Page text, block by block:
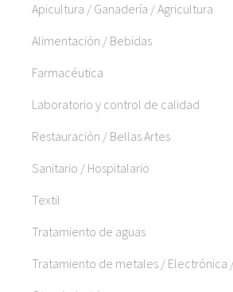
Apicultura / Ganadería / Agricultura
Alimentación / Bebidas
Farmacéutica
Laboratorio y control de calidad
Restauración / Bellas Artes
Sanitario / Hospitalario
Textil
Tratamiento de aguas
Tratamiento de metales / Electrónica